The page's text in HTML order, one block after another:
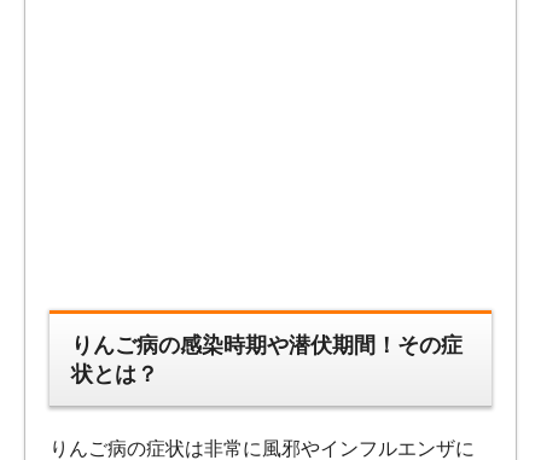
りんご病の感染時期や潜伏期間！その症
状とは？
りんご病の症状は非常に風邪やインフルエンザに